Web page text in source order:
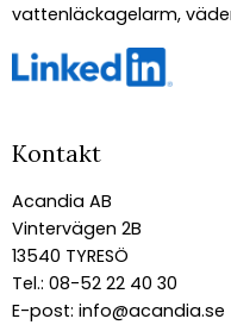
vattenläckagelarm,
Kontakt
Acandia AB
Vintervägen 2B
13540 TYRESÖ
Tel.: 08-52 22 40 30
E-post: info@acandia.se